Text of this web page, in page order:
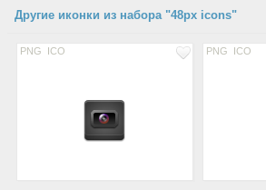
Другие иконки из набора "48px icons"
PNG ICO PNG ICO